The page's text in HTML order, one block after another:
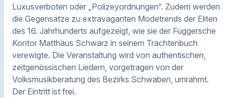
Luxusverboten oder „Polizeyordnungen“. Zudem werden
die Gegensätze zu extravaganten Modetrends der Eliten
des 16. Jahrhunderts aufgezeigt, wie sie der Fuggersche
Kontor Matthäus Schwarz in seinem Trachtenbuch
verewigte. Die Veranstaltung wird von authentischen,
zeitgenössischen Liedern, vorgetragen von der
Volksmusikberatung des Bezirks Schwaben, umrahmt.
Der Eintritt ist frei.